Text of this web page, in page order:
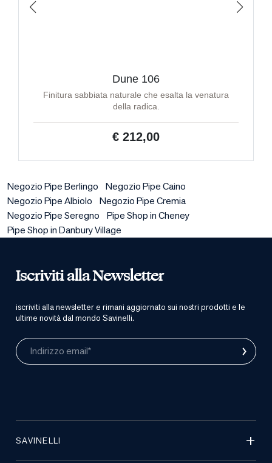
Dune 106
Finitura sabbiata naturale che esalta la venatura
della radica.
€ 212,00
Negozio Pipe Berlingo
Negozio Pipe Caino
Negozio Pipe Albiolo
Negozio Pipe Cremia
Negozio Pipe Seregno
Pipe Shop in Cheney
Pipe Shop in Danbury Village
Iscriviti alla Newsletter
iscriviti alla newsletter e rimani aggiornato sui nostri prodotti e le
ultime novità dal mondo Savinelli.
Indirizzo email* ›
SAVINELLI